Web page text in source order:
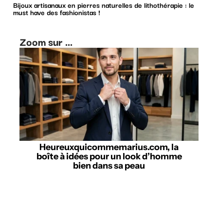
Bijoux artisanaux en pierres naturelles de lithothérapie : le
must have des fashionistas !
Zoom sur ...
Heureuxquicommemarius.com, la
boîte à idées pour un look d’homme
bien dans sa peau